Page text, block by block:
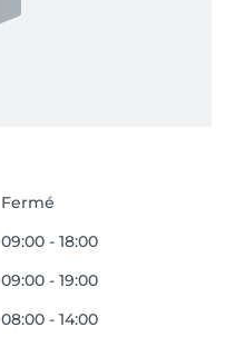
Fermé
09:00 - 18:00
09:00 - 19:00
08:00 - 14:00